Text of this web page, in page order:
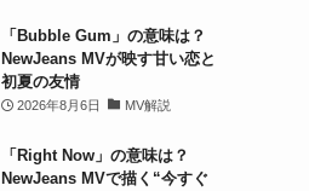
「Bubble Gum」の意味は？
NewJeans MVが映す甘い恋と
初夏の友情
2026年8月6日 MV解説
「Right Now」の意味は？
NewJeans MVで描く“今すぐ